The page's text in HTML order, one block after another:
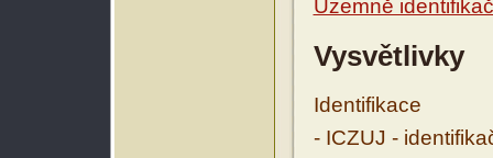
Územně
Vysvětlivky
Identifikace
- ICZUJ -